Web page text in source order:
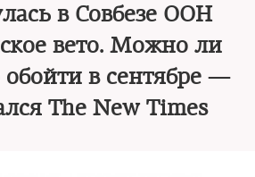
в Совбезе ООН
вето. Можно ли
обойти в сентябре —
The New Times